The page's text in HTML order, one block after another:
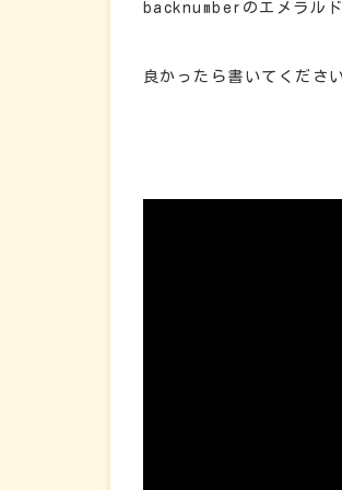
backnumberのエメラル
良かったら書いてくだ